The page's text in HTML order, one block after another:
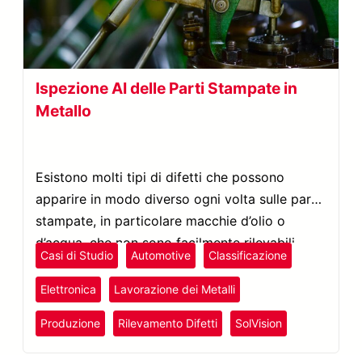
Ispezione AI delle Parti Stampate in
Metallo
Esistono molti tipi di difetti che possono
apparire in modo diverso ogni volta sulle parti
stampate, in particolare macchie d’olio o
d’acqua, che non sono facilmente rilevabili.
Casi di Studio Automotive Classificazione
Elettronica Lavorazione dei Metalli
Produzione Rilevamento Difetti SolVision